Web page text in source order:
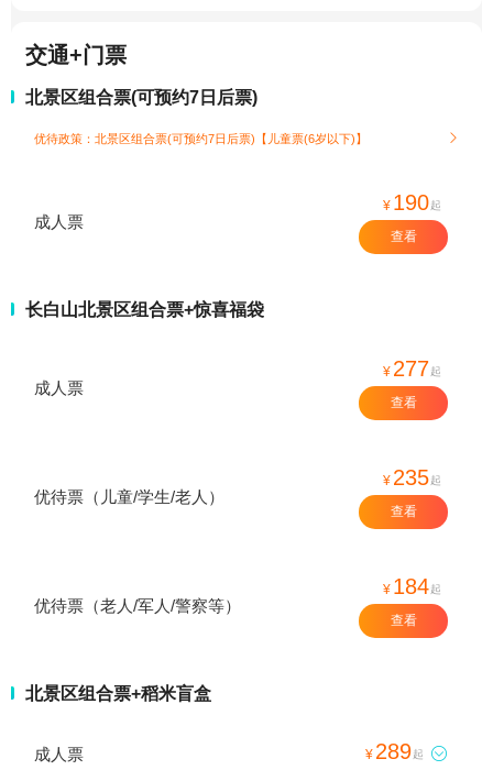
交通+门票
北景区组合票(可预约7日后票)
优待政策：北景区组合票(可预约7日后票)【儿童票(6岁以下)】 
成人票
¥ 190起
查看
长白山北景区组合票+惊喜福袋
成人票
¥ 277起
查看
优待票（儿童/学生/老人）
¥ 235起
查看
优待票（老人/军人/警察等）
¥ 184起
查看
北景区组合票+稻米盲盒
成人票 ¥ 289起 